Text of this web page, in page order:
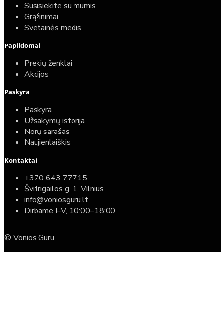
Susisiekite su mumis
Grąžinimai
Svetainės medis
Papildomai
Prekių ženklai
Akcijos
Paskyra
Paskyra
Užsakymų istorija
Norų sąrašas
Naujienlaiškis
Kontaktai
+370 643 77715
Švitrigailos g. 1, Vilnius
info@voniosguru.lt
Dirbame I–V, 10:00–18:00
© Vonios Guru